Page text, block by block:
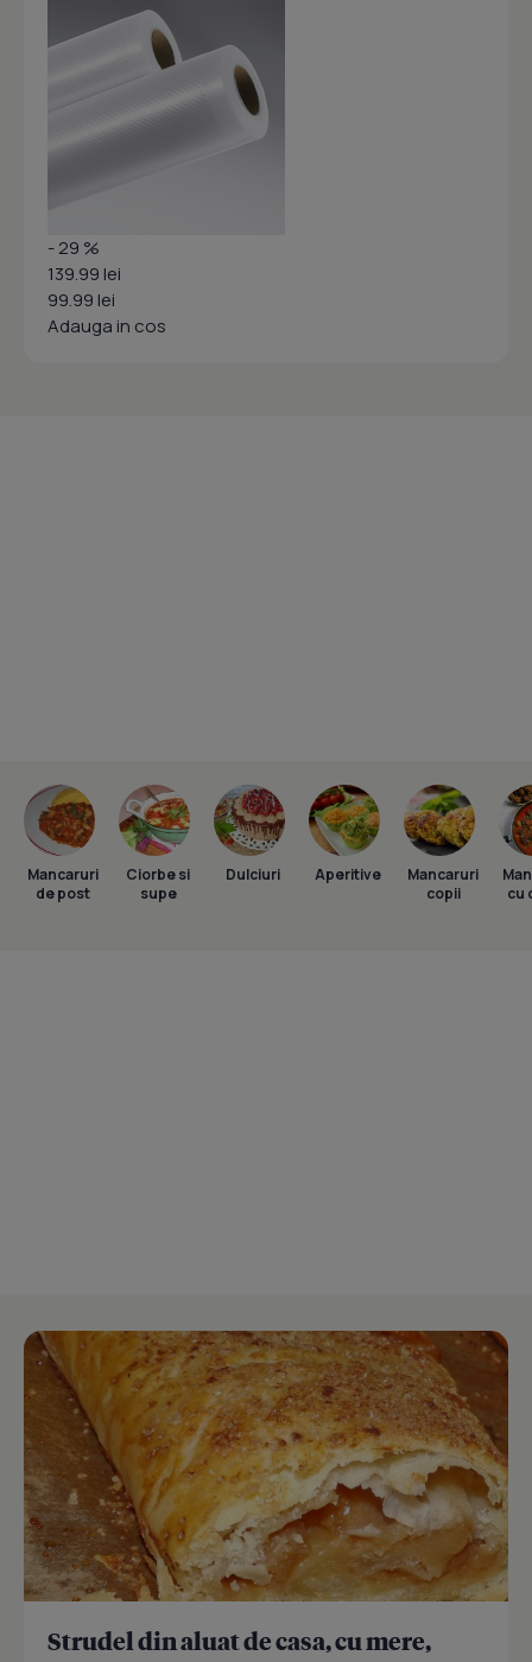
- 29 %
139.99 lei
99.99 lei
Adauga in cos
Mancaruri
de post
Ciorbe si
supe
Dulciuri Aperitive
Mancaruri
copii
cu
Strudel din aluat de casa, cu mere,